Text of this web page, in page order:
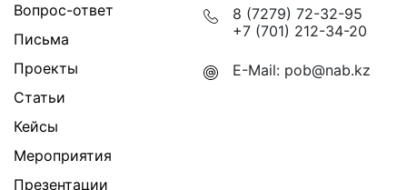
Вопрос-ответ
Письма
Проекты
Статьи
Кейсы
Мероприятия
Презентации
8 (7279) 72-32-95
+7 (701) 212-34-20
E-Mail: pob@nab.kz